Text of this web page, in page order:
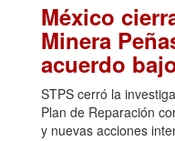
México
Minera
acuerdo
STPS cerró la
Plan de Reparación
y nuevas acciones